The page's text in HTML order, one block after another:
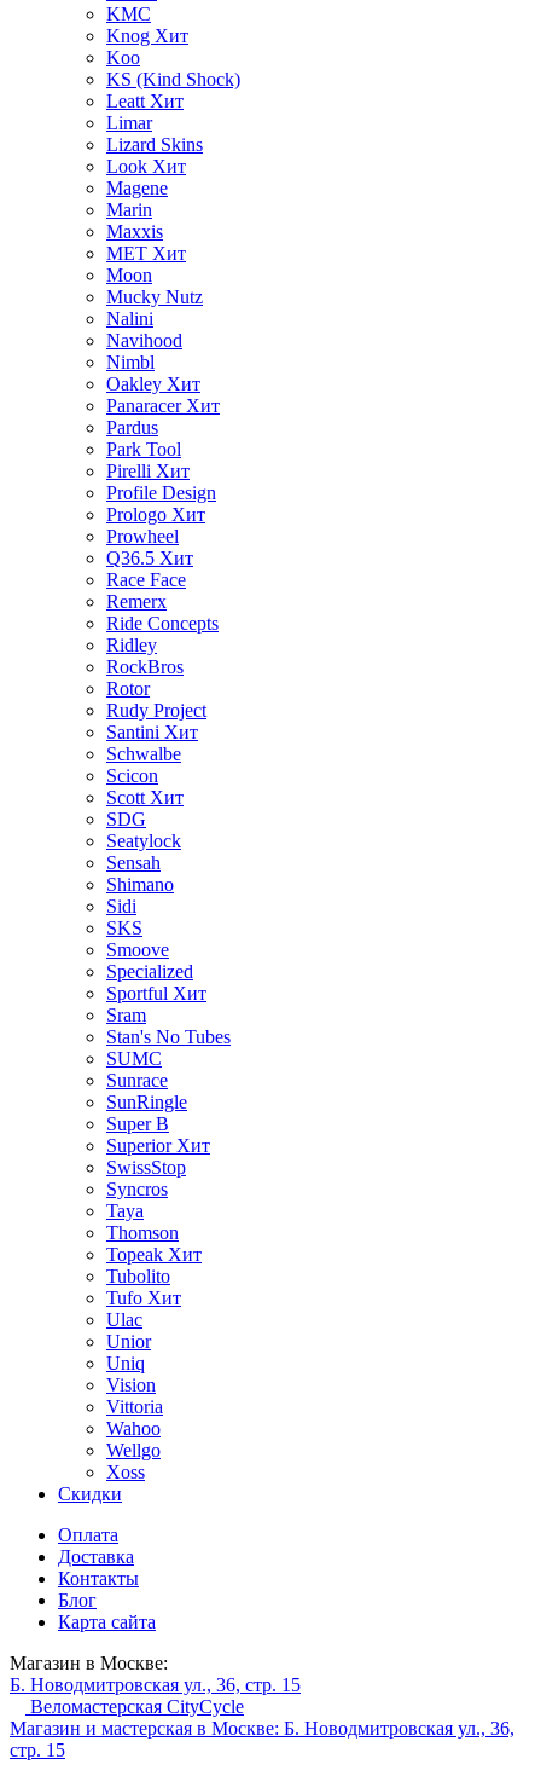
KMC
Knog Хит
Koo
KS (Kind Shock)
Leatt Хит
Limar
Lizard Skins
Look Хит
Magene
Marin
Maxxis
MET Хит
Moon
Mucky Nutz
Nalini
Navihood
Nimbl
Oakley Хит
Panaracer Хит
Pardus
Park Tool
Pirelli Хит
Profile Design
Prologo Хит
Prowheel
Q36.5 Хит
Race Face
Remerx
Ride Concepts
Ridley
RockBros
Rotor
Rudy Project
Santini Хит
Schwalbe
Scicon
Scott Хит
SDG
Seatylock
Sensah
Shimano
Sidi
SKS
Smoove
Specialized
Sportful Хит
Sram
Stan's No Tubes
SUMC
Sunrace
SunRingle
Super B
Superior Хит
SwissStop
Syncros
Taya
Thomson
Topeak Хит
Tubolito
Tufo Хит
Ulac
Unior
Uniq
Vision
Vittoria
Wahoo
Wellgo
Xoss
Скидки
Оплата
Доставка
Контакты
Блог
Карта сайта
Магазин в Москве:
Б. Новодмитровская ул., 36, стр. 15
Веломастерская CityCycle
Магазин и мастерская в Москве: Б. Новодмитровская ул., 36,
стр. 15